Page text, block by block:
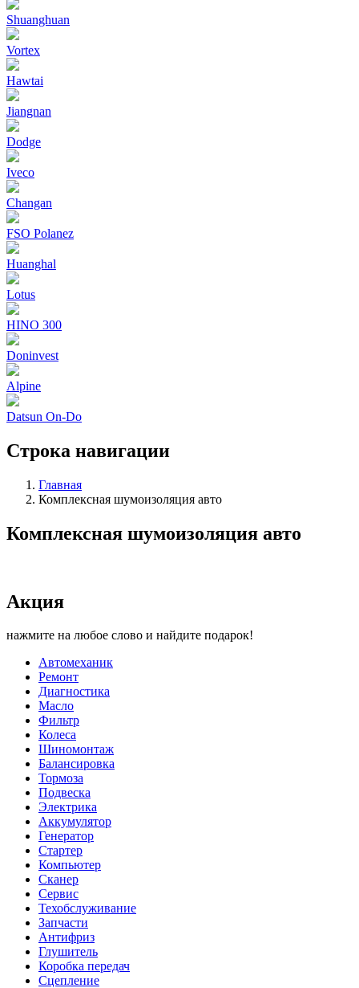
Shuanghuan
Vortex
Hawtai
Jiangnan
Dodge
Iveco
Changan
FSO Polanez
Huanghal
Lotus
HINO 300
Doninvest
Alpine
Datsun On-Do
Строка навигации
Главная
Комплексная шумоизоляция авто
Комплексная шумоизоляция авто
Акция
нажмите на любое слово и найдите подарок!
Автомеханик
Ремонт
Диагностика
Масло
Фильтр
Колеса
Шиномонтаж
Балансировка
Тормоза
Подвеска
Электрика
Аккумулятор
Генератор
Стартер
Компьютер
Сканер
Сервис
Техобслуживание
Запчасти
Антифриз
Глушитель
Коробка передач
Сцепление